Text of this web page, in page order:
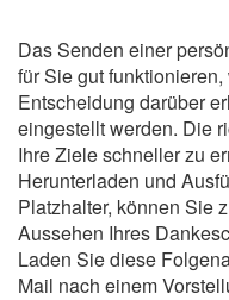
Das Senden einer
für Sie gut
Entscheidung darüber
eingestellt werden. Die
Ihre Ziele schneller zu
Herunterladen und
Platzhalter, können Sie
Aussehen Ihres
Laden Sie diese
Mail nach einem